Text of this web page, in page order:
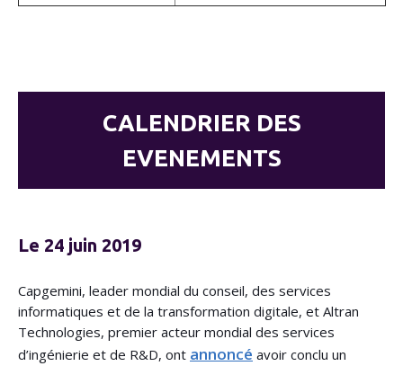
CALENDRIER DES
EVENEMENTS
Le 24 juin 2019
Capgemini, leader mondial du conseil, des services
informatiques et de la transformation digitale, et Altran
Technologies, premier acteur mondial des services
d’ingénierie et de R&D, ont annoncé avoir conclu un